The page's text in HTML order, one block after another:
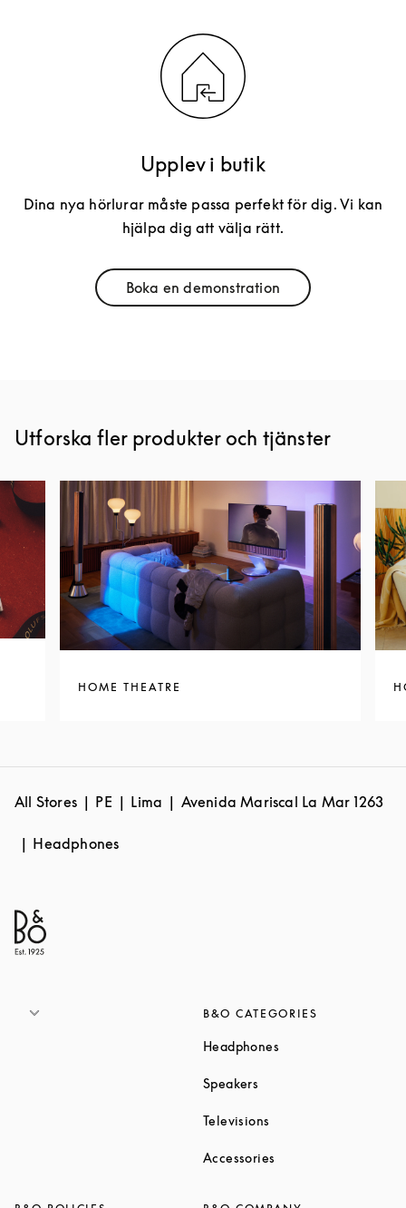
Upplev i butik
Dina nya hörlurar måste passa perfekt för dig. Vi kan
hjälpa dig att välja rätt.
Boka en demonstration
Link Opens in New Tab
Utforska fler produkter och tjänster
HOME THEATRE
All Stores PE Lima Avenida Mariscal La Mar 1263
Headphones
B&O CATEGORIES
Headphones
Speakers
Televisions
Accessories